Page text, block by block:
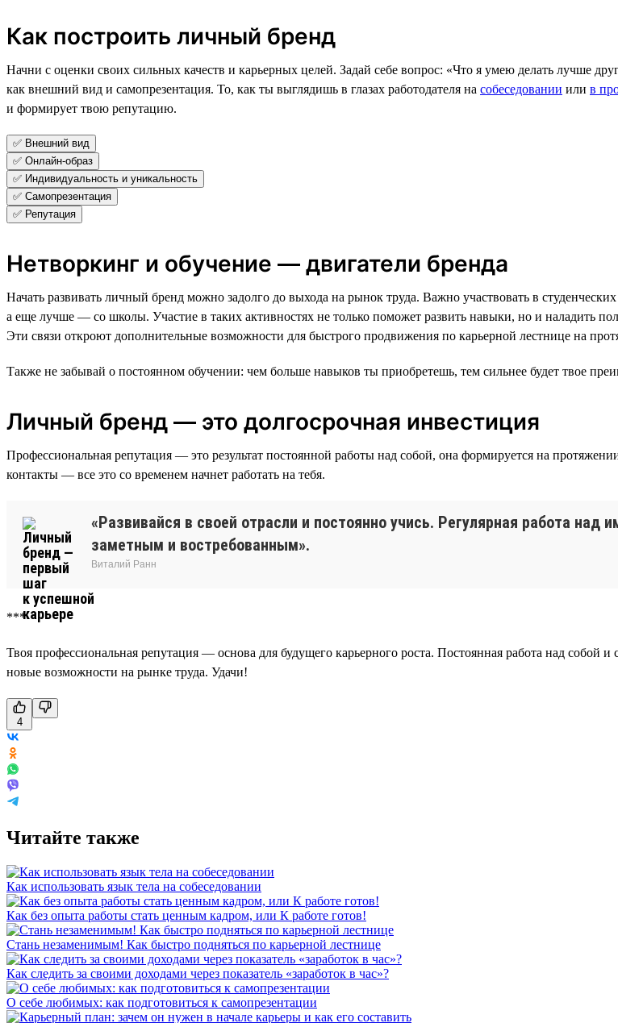
Как построить личный бренд
Начни с оценки своих сильных качеств и карьерных целей. Задай себе вопрос: «Что я умею делать лучше
как внешний вид и самопрезентация. То, как ты выглядишь в глазах работодателя на собеседовании или в
и формирует твою репутацию.
✅ Внешний вид
✅ Онлайн-образ
✅ Индивидуальность и уникальность
✅ Самопрезентация
✅ Репутация
Нетворкинг и обучение — двигатели бренда
Начать развивать личный бренд можно задолго до выхода на рынок труда. Важно участвовать в
а еще лучше — со школы. Участие в таких активностях не только поможет развить навыки, но и наладить
Эти связи откроют дополнительные возможности для быстрого продвижения по карьерной лестнице на
Также не забывай о постоянном обучении: чем больше навыков ты приобретешь, тем сильнее будет твое
Личный бренд — это долгосрочная инвестиция
Профессиональная репутация — это результат постоянной работы над собой, она формируется на
контакты — все это со временем начнет работать на тебя.
«Развивайся в своей отрасли и постоянно учись. Регулярная работа
заметным и востребованным».
Виталий Ранн
***
Твоя профессиональная репутация — основа для будущего карьерного роста. Постоянная работа над собой
новые возможности на рынке труда. Удачи!
4
Читайте также
Как использовать язык тела на собеседовании
Как без опыта работы стать ценным кадром, или К работе готов!
Стань незаменимым! Как быстро подняться по карьерной лестнице
Как следить за своими доходами через показатель «заработок в час»?
О себе любимых: как подготовиться к самопрезентации